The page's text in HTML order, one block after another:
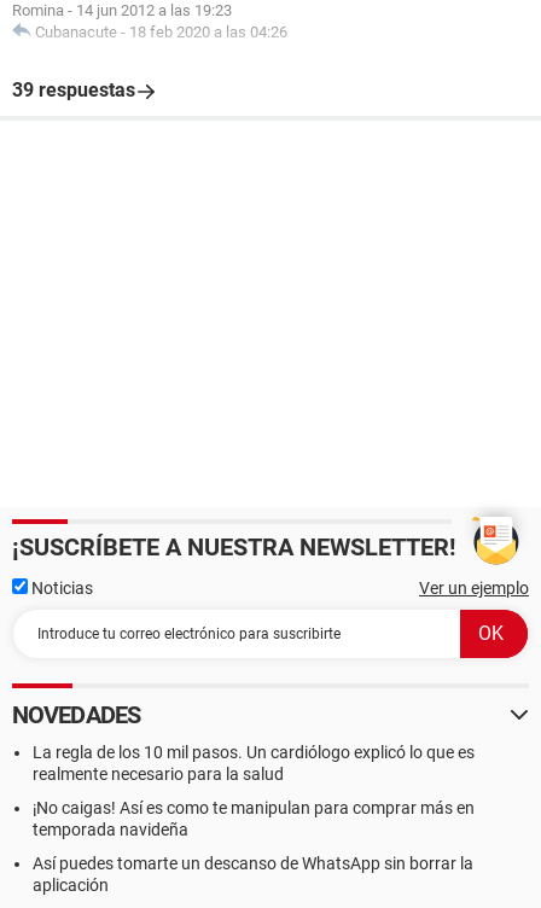
Romina - 14 jun 2012 a las 19:23
Cubanacute - 18 feb 2020 a las 04:26
39 respuestas
¡SUSCRÍBETE A NUESTRA NEWSLETTER!
Noticias Ver un ejemplo
NOVEDADES
La regla de los 10 mil pasos. Un cardiólogo explicó lo que es
realmente necesario para la salud
¡No caigas! Así es como te manipulan para comprar más en
temporada navideña
Así puedes tomarte un descanso de WhatsApp sin borrar la
aplicación